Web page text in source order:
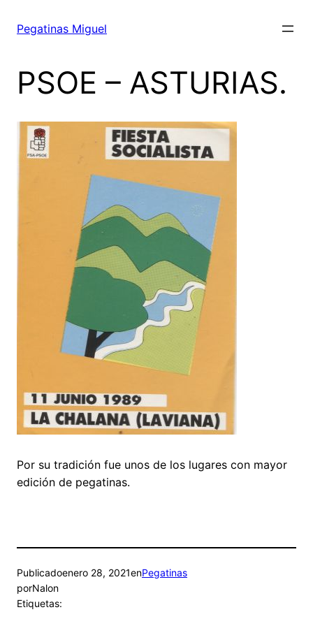
Pegatinas Miguel
PSOE – ASTURIAS.
Por su tradición fue unos de los lugares con mayor
edición de pegatinas.
Publicadoenero 28, 2021enPegatinas
porNalon
Etiquetas: